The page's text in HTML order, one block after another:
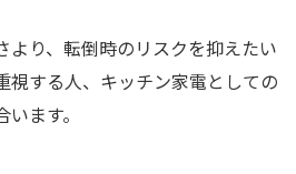
より、転倒時のリスクを抑えたい
視する人、キッチン家電としての
ます。